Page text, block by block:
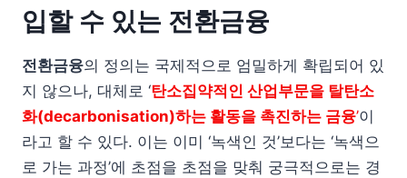
입할 수 있는 전환금융
전환금융의 정의는 국제적으로 엄밀하게 확립되어 있
지 않으나, 대체로 ‘탄소집약적인 산업부문을 탈탄소
화(decarbonisation)하는 활동을 촉진하는 금융’이
라고 할 수 있다. 이는 이미 ‘녹색인 것’보다는 ‘녹색으
로 가는 과정’에 초점을 초점을 맞춰 궁극적으로는 경